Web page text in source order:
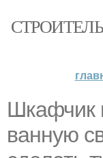
Шкафчик
ванную